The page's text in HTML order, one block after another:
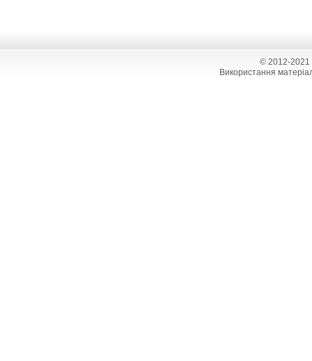
© 2012-2021
Використання